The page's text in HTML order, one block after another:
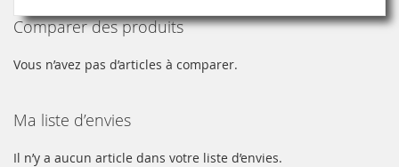
Comparer des produits
Vous n’avez pas d’articles à comparer.
Ma liste d’envies
Il n’y a aucun article dans votre liste d’envies.